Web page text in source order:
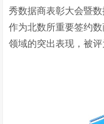
秀数据商表彰大会暨数
作为北数所重要签约
领域的突出表现，被评